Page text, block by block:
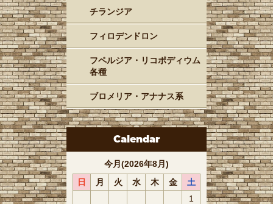
チランジア
フィロデンドロン
フペルジア・リコポディウム
各種
ブロメリア・アナナス系
Calendar
今月(2026年8月)
日
月 火 水 木 金
土
1